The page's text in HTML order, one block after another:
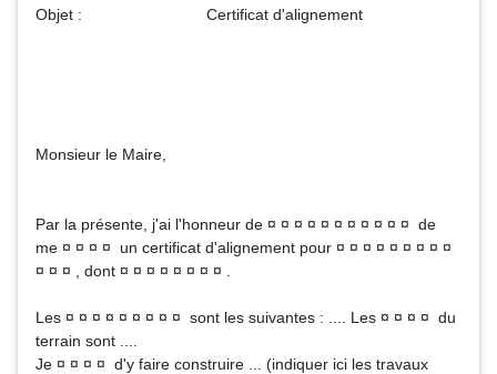
Objet : Certificat d'alignement
Monsieur le Maire,
Par la présente, j'ai l'honneur de ¤ ¤ ¤ ¤ ¤ ¤ ¤ ¤ ¤ ¤ ¤ de
me ¤ ¤ ¤ ¤ un certificat d'alignement pour ¤ ¤ ¤ ¤ ¤ ¤ ¤ ¤ ¤
¤ ¤ ¤ , dont ¤ ¤ ¤ ¤ ¤ ¤ ¤ ¤ .
Les ¤ ¤ ¤ ¤ ¤ ¤ ¤ ¤ ¤ sont les suivantes : .... Les ¤ ¤ ¤ ¤ du
terrain sont ....
Je ¤ ¤ ¤ ¤ d'y faire construire ... (indiquer ici les travaux